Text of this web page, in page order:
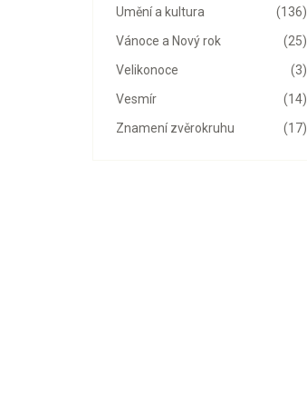
(136)
Umění a kultura
(25)
Vánoce a Nový rok
(3)
Velikonoce
(14)
Vesmír
(17)
Znamení zvěrokruhu